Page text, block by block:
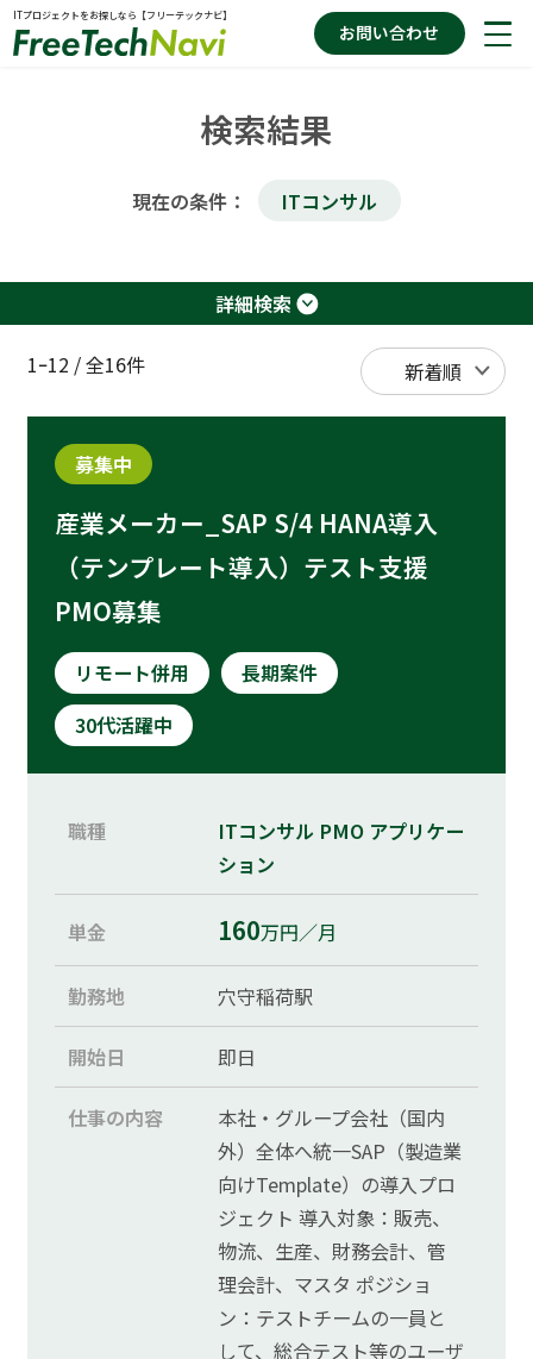
ITプロジェクトをお探しなら【フリーテックナビ】
お問い合わせ
検索結果
現在の条件： ITコンサル
詳細検索
1ｰ12 /全16件
募集中
産業メーカー_SAP S/4 HANA導入
（テンプレート導入）テスト支援
PMO募集
リモート併用
長期案件
30代活躍中
職種 ITコンサル PMO アプリケー
ション
単金 160万円／月
勤務地 穴守稲荷駅
開始日 即日
仕事の内容
本社・グループ会社（国内
外）全体へ統一SAP（製造業
向けTemplate）の導入プロ
ジェクト 導入対象：販売、
物流、生産、財務会計、管
理会計、マスタ ポジショ
ン：テストチームの一員と
して、総合テスト等のユーザ
フリーテックナビの特徴
運営会社
プライバシーポリシー
お問い合わせ
ご利用規約
取引適正化ガイドライン